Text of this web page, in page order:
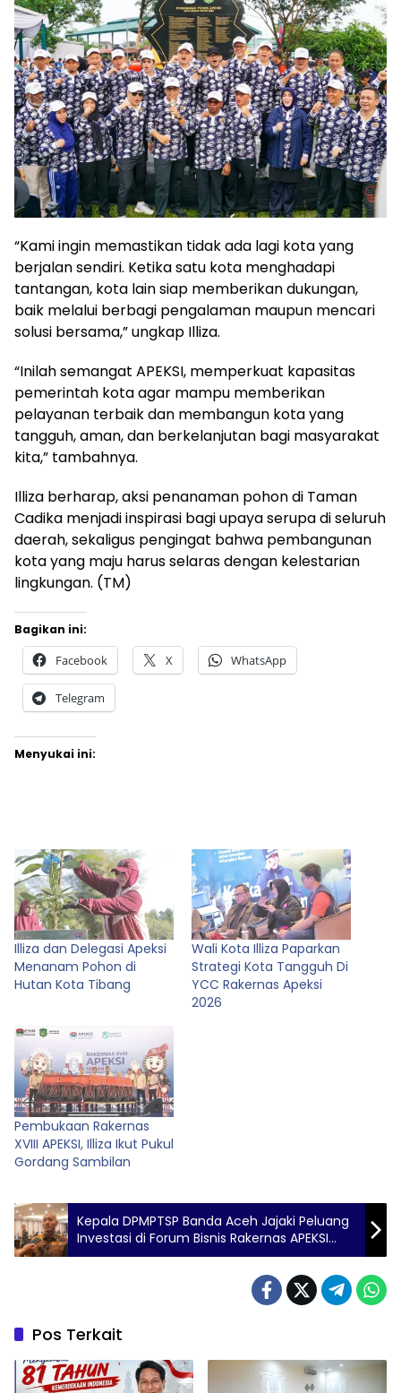
“Kami ingin memastikan tidak ada lagi kota yang
berjalan sendiri. Ketika satu kota menghadapi
tantangan, kota lain siap memberikan dukungan,
baik melalui berbagi pengalaman maupun mencari
solusi bersama,” ungkap Illiza.
“Inilah semangat APEKSI, memperkuat kapasitas
pemerintah kota agar mampu memberikan
pelayanan terbaik dan membangun kota yang
tangguh, aman, dan berkelanjutan bagi masyarakat
kita,” tambahnya.
Illiza berharap, aksi penanaman pohon di Taman
Cadika menjadi inspirasi bagi upaya serupa di seluruh
daerah, sekaligus pengingat bahwa pembangunan
kota yang maju harus selaras dengan kelestarian
lingkungan. (TM)
Bagikan ini:
Facebook X WhatsApp
Telegram
Menyukai ini:
Illiza dan Delegasi Apeksi
Menanam Pohon di
Hutan Kota Tibang
Wali Kota Illiza Paparkan
Strategi Kota Tangguh Di
YCC Rakernas Apeksi
2026
Pembukaan Rakernas
XVIII APEKSI, Illiza Ikut Pukul
Gordang Sambilan
Kepala DPMPTSP Banda Aceh Jajaki Peluang
Investasi di Forum Bisnis Rakernas APEKSI
2026
Pos Terkait